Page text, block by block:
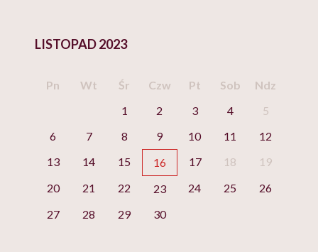
LISTOPAD 2023
Pn Wt Śr Czw Pt Sob
Ndz
1
2 3 4
5
6
7 8 9 10 11
12
13
14 15 16 17 18
19
20
21 22 23 24 25
26
27
28 29 30